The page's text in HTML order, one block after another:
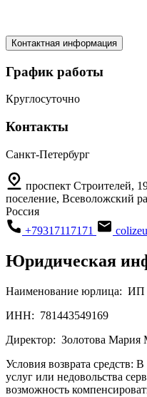
Контактная информация
График работы
Круглосуточно
Контакты
Санкт-Петербург
проспект Строителей,
поселение, Всеволожский
Россия
+79317117171
Юридическая
Наименование юрлица: ИП
ИНН: 781443549169
Директор: Золотова Мария
Условия возврата средств: В
услуг или недовольства
возможность